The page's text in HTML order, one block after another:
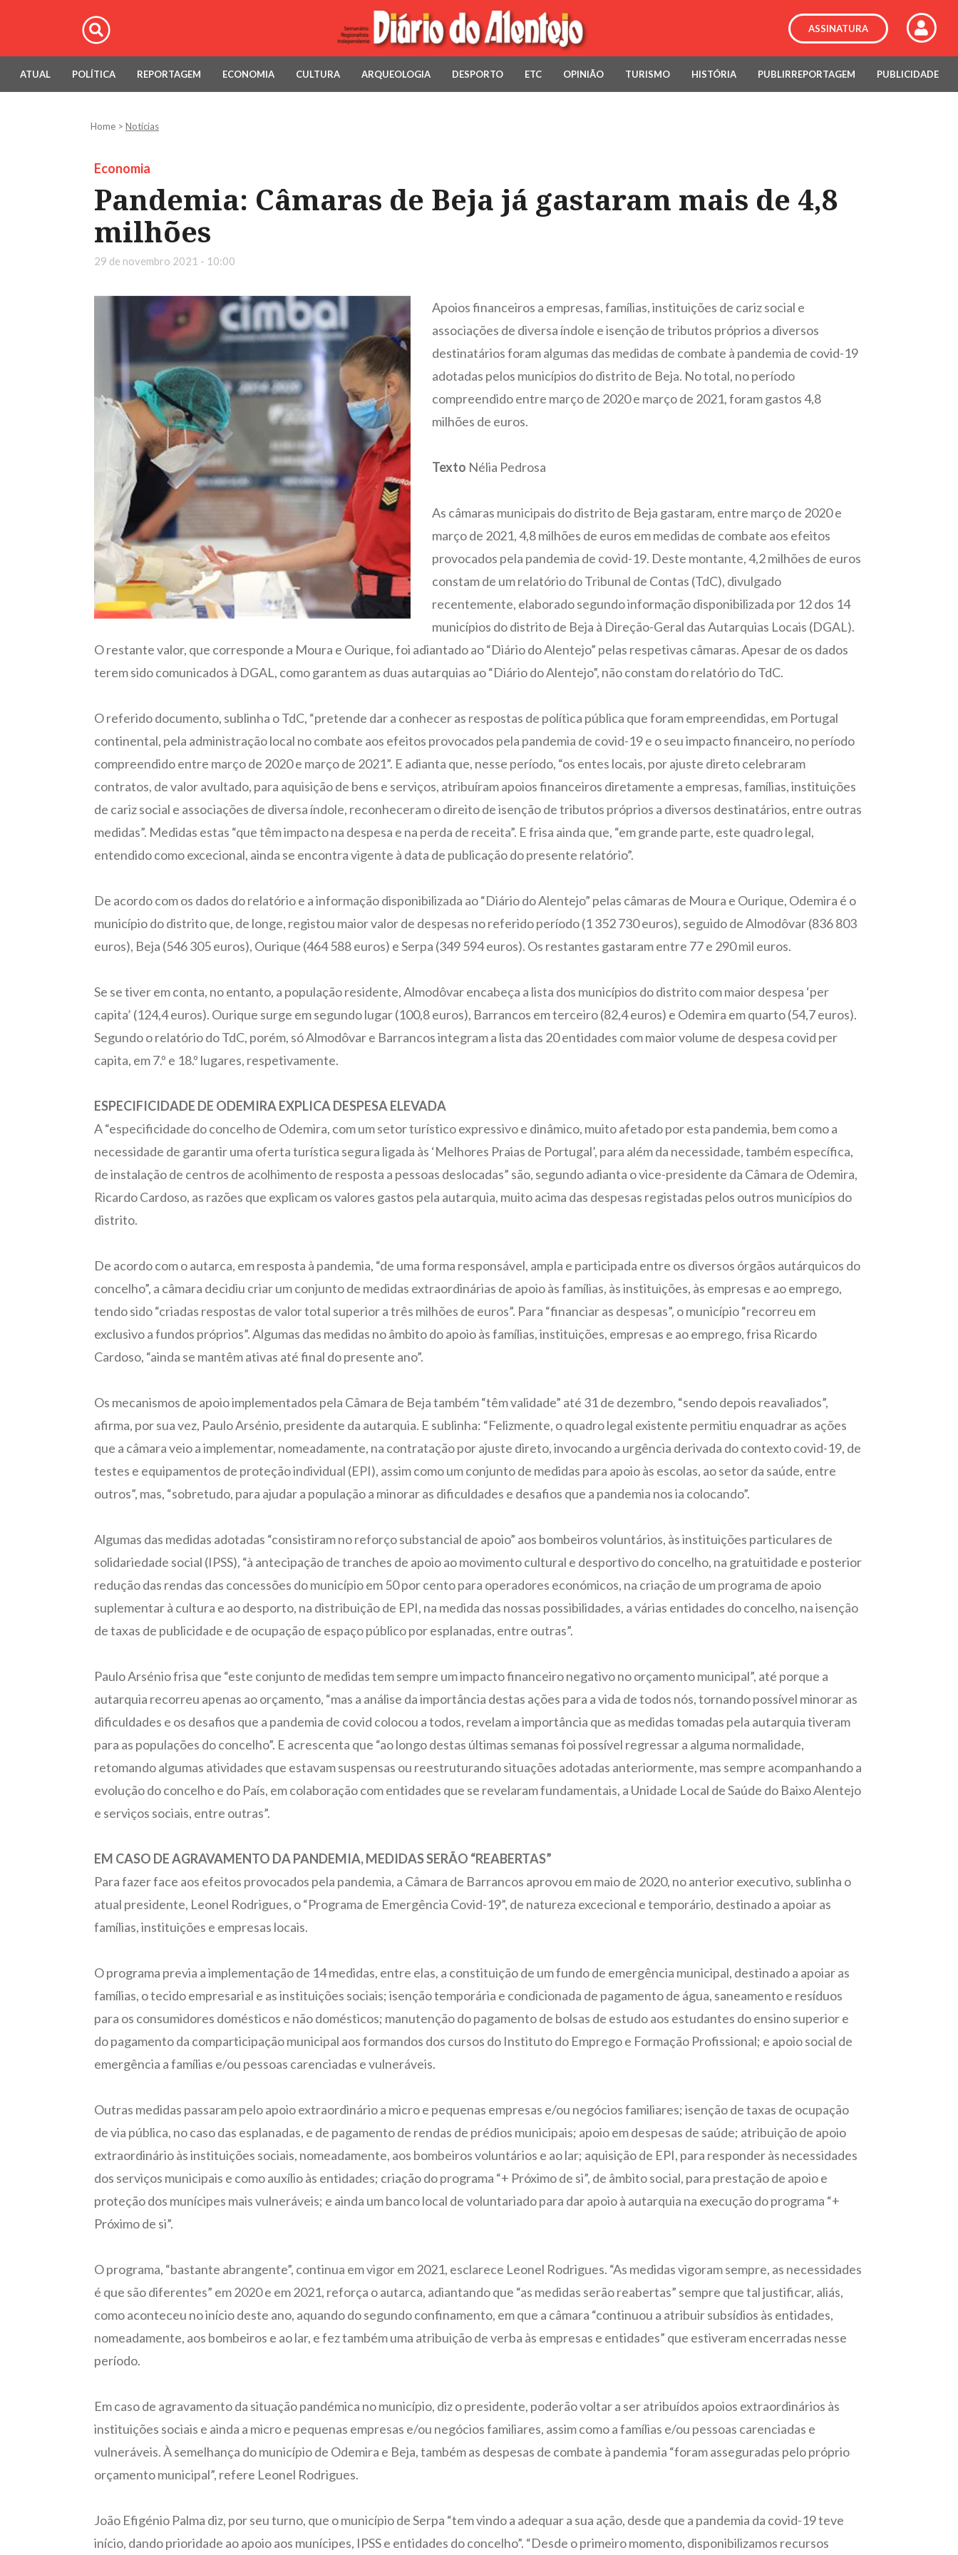
ASSINATURA
ATUAL POLÍTICA REPORTAGEM ECONOMIA CULTURA ARQUEOLOGIA DESPORTO ETC OPINIÃO TURISMO HISTÓRIA PUBLIRREPORTAGEM PUBLICIDADE
Home > Notícias
Economia
Pandemia: Câmaras de Beja já gastaram mais de 4,8
milhões
29 de novembro 2021 - 10:00
Apoios financeiros a empresas, famílias, instituições de cariz social e
associações de diversa índole e isenção de tributos próprios a diversos
destinatários foram algumas das medidas de combate à pandemia de covid-19
adotadas pelos municípios do distrito de Beja. No total, no período
compreendido entre março de 2020 e março de 2021, foram gastos 4,8
milhões de euros.
Texto Nélia Pedrosa
As câmaras municipais do distrito de Beja gastaram, entre março de 2020 e
março de 2021, 4,8 milhões de euros em medidas de combate aos efeitos
provocados pela pandemia de covid-19. Deste montante, 4,2 milhões de euros
constam de um relatório do Tribunal de Contas (TdC), divulgado
recentemente, elaborado segundo informação disponibilizada por 12 dos 14
municípios do distrito de Beja à Direção-Geral das Autarquias Locais (DGAL).
O restante valor, que corresponde a Moura e Ourique, foi adiantado ao “Diário do Alentejo” pelas respetivas câmaras. Apesar de os dados
terem sido comunicados à DGAL, como garantem as duas autarquias ao “Diário do Alentejo”, não constam do relatório do TdC.
O referido documento, sublinha o TdC, “pretende dar a conhecer as respostas de política pública que foram empreendidas, em Portugal
continental, pela administração local no combate aos efeitos provocados pela pandemia de covid-19 e o seu impacto financeiro, no período
compreendido entre março de 2020 e março de 2021”. E adianta que, nesse período, “os entes locais, por ajuste direto celebraram
contratos, de valor avultado, para aquisição de bens e serviços, atribuíram apoios financeiros diretamente a empresas, famílias, instituições
de cariz social e associações de diversa índole, reconheceram o direito de isenção de tributos próprios a diversos destinatários, entre outras
medidas”. Medidas estas “que têm impacto na despesa e na perda de receita”. E frisa ainda que, “em grande parte, este quadro legal,
entendido como excecional, ainda se encontra vigente à data de publicação do presente relatório”.
De acordo com os dados do relatório e a informação disponibilizada ao “Diário do Alentejo” pelas câmaras de Moura e Ourique, Odemira é o
município do distrito que, de longe, registou maior valor de despesas no referido período (1 352 730 euros), seguido de Almodôvar (836 803
euros), Beja (546 305 euros), Ourique (464 588 euros) e Serpa (349 594 euros). Os restantes gastaram entre 77 e 290 mil euros.
Se se tiver em conta, no entanto, a população residente, Almodôvar encabeça a lista dos municípios do distrito com maior despesa ‘per
capita’ (124,4 euros). Ourique surge em segundo lugar (100,8 euros), Barrancos em terceiro (82,4 euros) e Odemira em quarto (54,7 euros).
Segundo o relatório do TdC, porém, só Almodôvar e Barrancos integram a lista das 20 entidades com maior volume de despesa covid per
capita, em 7.º e 18.º lugares, respetivamente.
ESPECIFICIDADE DE ODEMIRA EXPLICA DESPESA ELEVADA
A “especificidade do concelho de Odemira, com um setor turístico expressivo e dinâmico, muito afetado por esta pandemia, bem como a
necessidade de garantir uma oferta turística segura ligada às ‘Melhores Praias de Portugal’, para além da necessidade, também específica,
de instalação de centros de acolhimento de resposta a pessoas deslocadas” são, segundo adianta o vice-presidente da Câmara de Odemira,
Ricardo Cardoso, as razões que explicam os valores gastos pela autarquia, muito acima das despesas registadas pelos outros municípios do
distrito.
De acordo com o autarca, em resposta à pandemia, “de uma forma responsável, ampla e participada entre os diversos órgãos autárquicos do
concelho”, a câmara decidiu criar um conjunto de medidas extraordinárias de apoio às famílias, às instituições, às empresas e ao emprego,
tendo sido “criadas respostas de valor total superior a três milhões de euros”. Para “financiar as despesas”, o município “recorreu em
exclusivo a fundos próprios”. Algumas das medidas no âmbito do apoio às famílias, instituições, empresas e ao emprego, frisa Ricardo
Cardoso, “ainda se mantêm ativas até final do presente ano”.
Os mecanismos de apoio implementados pela Câmara de Beja também “têm validade” até 31 de dezembro, “sendo depois reavaliados”,
afirma, por sua vez, Paulo Arsénio, presidente da autarquia. E sublinha: “Felizmente, o quadro legal existente permitiu enquadrar as ações
que a câmara veio a implementar, nomeadamente, na contratação por ajuste direto, invocando a urgência derivada do contexto covid-19, de
testes e equipamentos de proteção individual (EPI), assim como um conjunto de medidas para apoio às escolas, ao setor da saúde, entre
outros”, mas, “sobretudo, para ajudar a população a minorar as dificuldades e desafios que a pandemia nos ia colocando”.
Algumas das medidas adotadas “consistiram no reforço substancial de apoio” aos bombeiros voluntários, às instituições particulares de
solidariedade social (IPSS), “à antecipação de tranches de apoio ao movimento cultural e desportivo do concelho, na gratuitidade e posterior
redução das rendas das concessões do município em 50 por cento para operadores económicos, na criação de um programa de apoio
suplementar à cultura e ao desporto, na distribuição de EPI, na medida das nossas possibilidades, a várias entidades do concelho, na isenção
de taxas de publicidade e de ocupação de espaço público por esplanadas, entre outras”.
Paulo Arsénio frisa que “este conjunto de medidas tem sempre um impacto financeiro negativo no orçamento municipal”, até porque a
autarquia recorreu apenas ao orçamento, “mas a análise da importância destas ações para a vida de todos nós, tornando possível minorar as
dificuldades e os desafios que a pandemia de covid colocou a todos, revelam a importância que as medidas tomadas pela autarquia tiveram
para as populações do concelho”. E acrescenta que “ao longo destas últimas semanas foi possível regressar a alguma normalidade,
retomando algumas atividades que estavam suspensas ou reestruturando situações adotadas anteriormente, mas sempre acompanhando a
evolução do concelho e do País, em colaboração com entidades que se revelaram fundamentais, a Unidade Local de Saúde do Baixo Alentejo
e serviços sociais, entre outras”.
EM CASO DE AGRAVAMENTO DA PANDEMIA, MEDIDAS SERÃO “REABERTAS”
Para fazer face aos efeitos provocados pela pandemia, a Câmara de Barrancos aprovou em maio de 2020, no anterior executivo, sublinha o
atual presidente, Leonel Rodrigues, o “Programa de Emergência Covid-19”, de natureza excecional e temporário, destinado a apoiar as
famílias, instituições e empresas locais.
O programa previa a implementação de 14 medidas, entre elas, a constituição de um fundo de emergência municipal, destinado a apoiar as
famílias, o tecido empresarial e as instituições sociais; isenção temporária e condicionada de pagamento de água, saneamento e resíduos
para os consumidores domésticos e não domésticos; manutenção do pagamento de bolsas de estudo aos estudantes do ensino superior e
do pagamento da comparticipação municipal aos formandos dos cursos do Instituto do Emprego e Formação Profissional; e apoio social de
emergência a famílias e/ou pessoas carenciadas e vulneráveis.
Outras medidas passaram pelo apoio extraordinário a micro e pequenas empresas e/ou negócios familiares; isenção de taxas de ocupação
de via pública, no caso das esplanadas, e de pagamento de rendas de prédios municipais; apoio em despesas de saúde; atribuição de apoio
extraordinário às instituições sociais, nomeadamente, aos bombeiros voluntários e ao lar; aquisição de EPI, para responder às necessidades
dos serviços municipais e como auxílio às entidades; criação do programa “+ Próximo de si”, de âmbito social, para prestação de apoio e
proteção dos munícipes mais vulneráveis; e ainda um banco local de voluntariado para dar apoio à autarquia na execução do programa “+
Próximo de si”.
O programa, “bastante abrangente”, continua em vigor em 2021, esclarece Leonel Rodrigues. “As medidas vigoram sempre, as necessidades
é que são diferentes” em 2020 e em 2021, reforça o autarca, adiantando que “as medidas serão reabertas” sempre que tal justificar, aliás,
como aconteceu no início deste ano, aquando do segundo confinamento, em que a câmara “continuou a atribuir subsídios às entidades,
nomeadamente, aos bombeiros e ao lar, e fez também uma atribuição de verba às empresas e entidades” que estiveram encerradas nesse
período.
Em caso de agravamento da situação pandémica no município, diz o presidente, poderão voltar a ser atribuídos apoios extraordinários às
instituições sociais e ainda a micro e pequenas empresas e/ou negócios familiares, assim como a famílias e/ou pessoas carenciadas e
vulneráveis. À semelhança do município de Odemira e Beja, também as despesas de combate à pandemia “foram asseguradas pelo próprio
orçamento municipal”, refere Leonel Rodrigues.
João Efigénio Palma diz, por seu turno, que o município de Serpa “tem vindo a adequar a sua ação, desde que a pandemia da covid-19 teve
início, dando prioridade ao apoio aos munícipes, IPSS e entidades do concelho”. “Desde o primeiro momento, disponibilizamos recursos